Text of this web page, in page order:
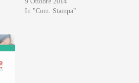
In "Com. Stampa"